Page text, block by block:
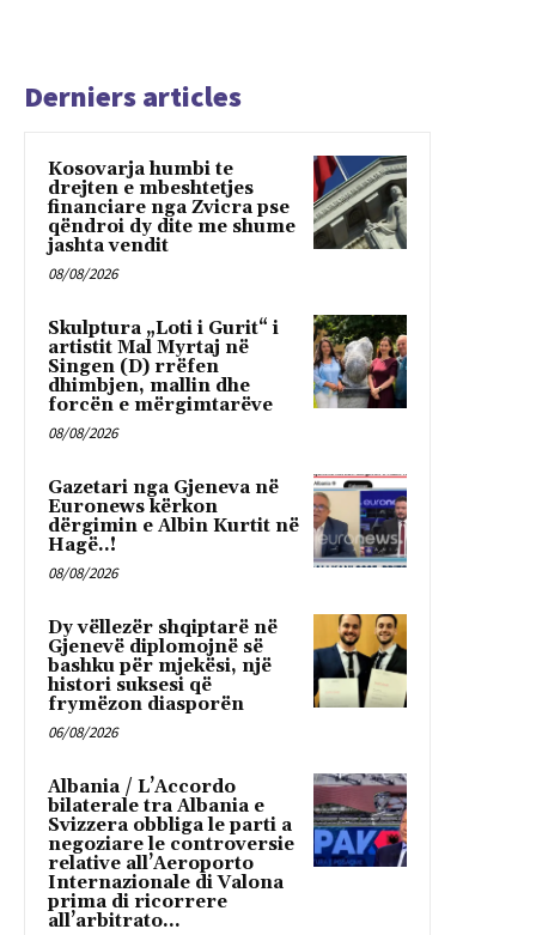
Derniers articles
Kosovarja humbi te
drejten e mbeshtetjes
financiare nga Zvicra pse
qëndroi dy dite me shume
jashta vendit
08/08/2026
Skulptura „Loti i Gurit“ i
artistit Mal Myrtaj në
Singen (D) rrëfen
dhimbjen, mallin dhe
forcën e mërgimtarëve
08/08/2026
Gazetari nga Gjeneva në
Euronews kërkon
dërgimin e Albin Kurtit në
Hagë..!
08/08/2026
Dy vëllezër shqiptarë në
Gjenevë diplomojnë së
bashku për mjekësi, një
histori suksesi që
frymëzon diasporën
06/08/2026
Albania / L’Accordo
bilaterale tra Albania e
Svizzera obbliga le parti a
negoziare le controversie
relative all’Aeroporto
Internazionale di Valona
prima di ricorrere
all’arbitrato...